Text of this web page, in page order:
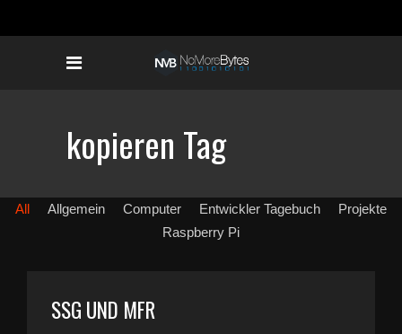
kopieren Tag
All Allgemein Computer Entwickler Tagebuch
Projekte
Raspberry Pi
SSG UND MFR